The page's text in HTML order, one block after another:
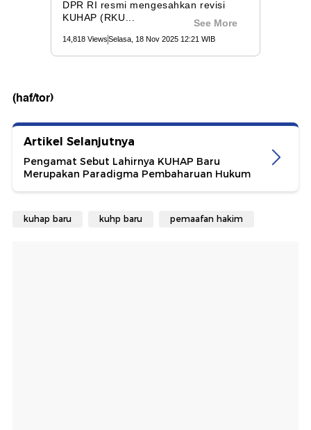
(haf/tor)
Artikel Selanjutnya
Pengamat Sebut Lahirnya KUHAP Baru
Merupakan Paradigma Pembaharuan Hukum
kuhap baru kuhp baru pemaafan hakim